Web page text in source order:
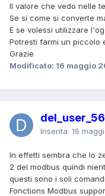
Il valore che vedo nelle
Se si come si converte
E se volessi utilizzare
Potresti farmi un piccolo
Grazie
Modificato: 16 maggio
Inserita: 16
In effetti sembra che lo
2 del modbus quindi
questi sono i soli
Fonctions Modbus